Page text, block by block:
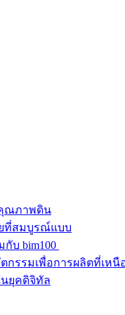
คุณภาพดิน
ที่สมบูรณ์แบบ
บ bim100
วัตกรรมเพื่อการผลิตที่เห
ยุคดิจิทัล